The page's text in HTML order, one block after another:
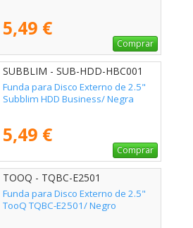
5,49 €
Comprar
SUBBLIM - SUB-HDD-HBC001
Funda para Disco Externo de 2.5"
Subblim HDD Business/ Negra
5,49 €
Comprar
TOOQ - TQBC-E2501
Funda para Disco Externo de 2.5"
TooQ TQBC-E2501/ Negro